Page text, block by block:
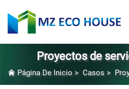
Proyectos de
Página De Inicio > Casos >